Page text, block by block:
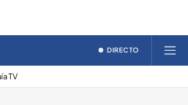
DIRECTO
TV